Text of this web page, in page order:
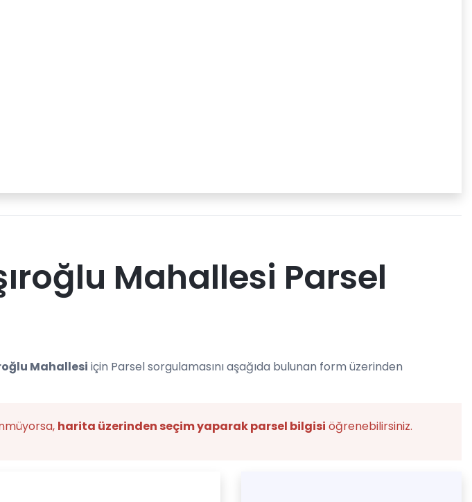
Mahallesi Parsel
Mahallesi için Parsel sorgulamasını aşağıda bulunan form üzerinden
harita üzerinden seçim yaparak parsel bilgisi öğrenebilirsiniz.